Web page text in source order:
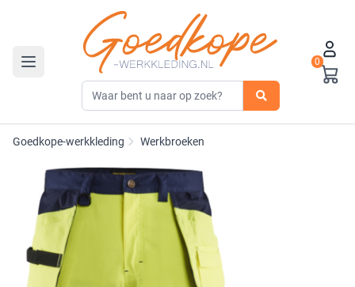
Toggle navigation
0
Goedkope-werkkleding Werkbroeken